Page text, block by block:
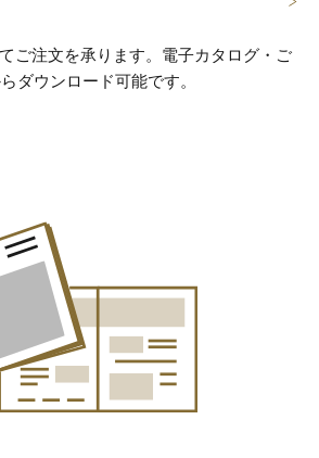
ご注文を承ります。 電子カタログ・ご
ダウンロード可能です。